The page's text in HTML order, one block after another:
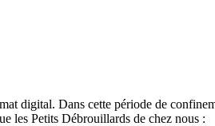
digital. Dans cette période de
les Petits Débrouillards de chez nous :